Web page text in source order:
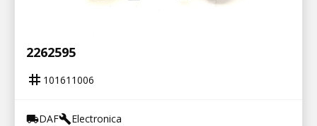
2262595
tag 101611006
local_shippingDAFbuildElectronica